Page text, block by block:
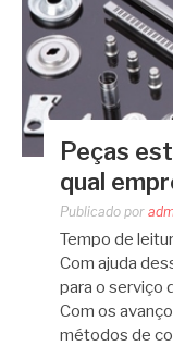
Peças
qual
Publicado por
Tempo de
Com ajuda
para o serviço
Com os
métodos de